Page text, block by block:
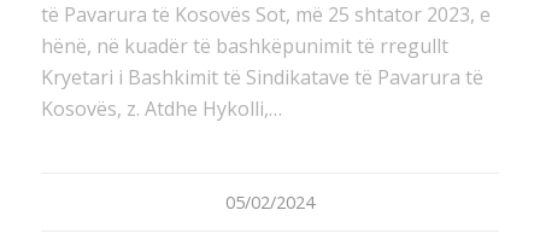
të Pavarura të Kosovës Sot, më 25 shtator 2023, e
hënë, në kuadër të bashkëpunimit të rregullt
Kryetari i Bashkimit të Sindikatave të Pavarura të
Kosovës, z. Atdhe Hykolli,…
05/02/2024